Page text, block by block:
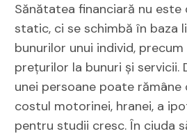
Sănătatea financiară nu este
static, ci se schimbă în baza
bunurilor unui individ,
prețurilor la bunuri și servicii.
unei persoane poate
costul motorinei, hranei, a
pentru studii cresc. În ciuda